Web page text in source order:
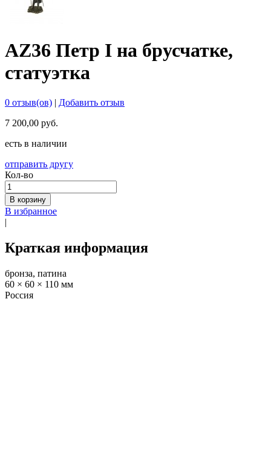
AZ36 Петр I на брусчатке,
статуэтка
0 отзыв(ов) | Добавить отзыв
7 200,00 руб.
есть в наличии
отправить другу
Кол-во
В корзину
В избранное
|
Краткая информация
бронза, патина
60 × 60 × 110 мм
Россия